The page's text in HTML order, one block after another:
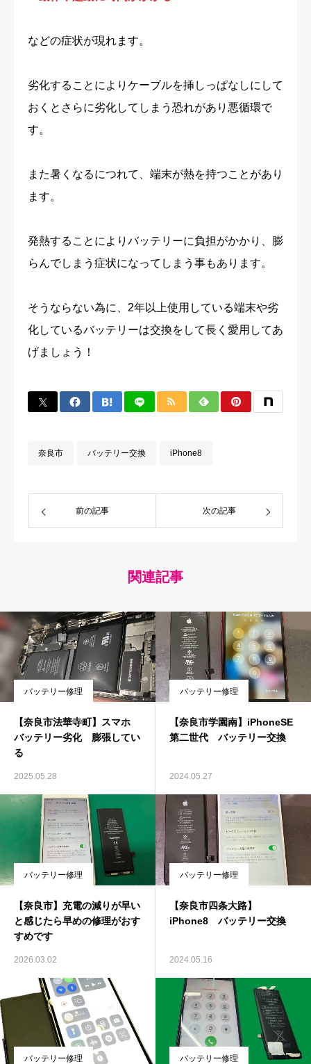
などの症状が現れます。
劣化することによりケーブルを挿しっぱなしにして
おくとさらに劣化してしまう恐れがあり悪循環で
す。
また暑くなるにつれて、端末が熱を持つことがあり
ます。
発熱することによりバッテリーに負担がかかり、膨
らんでしまう症状になってしまう事もあります。
そうならない為に、2年以上使用している端末や劣
化しているバッテリーは交換をして長く愛用してあ
げましょう！
奈良市 バッテリー交換 iPhone8
前の記事 次の記事
関連記事
バッテリー修理
【奈良市法華寺町】スマホ
バッテリー劣化 膨張してい
る
2025.05.28
バッテリー修理
【奈良市学園南】iPhoneSE
第二世代 バッテリー交換
2024.05.27
バッテリー修理
【奈良市】充電の減りが早い
と感じたら早めの修理がおす
すめです
2026.03.02
バッテリー修理
【奈良市四条大路】
iPhone8 バッテリー交換
2024.05.16
バッテリー修理 バッテリー修理